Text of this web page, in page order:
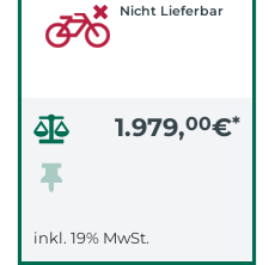
Nicht Lieferbar
1.979,00€*
inkl. 19% MwSt.